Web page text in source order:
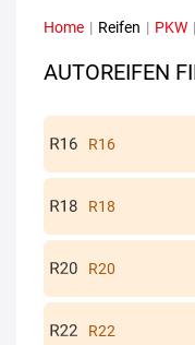
Home | Reifen | PKW |
AUTOREIFEN
R16
R18
R20
R22